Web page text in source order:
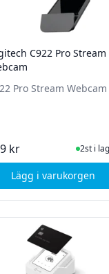
C922 Pro Stream
Pro Stream Webcam
kr I Lager2st i
Lägg i varukorgen
, Logitech